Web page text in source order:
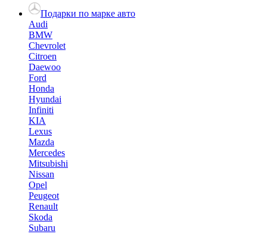
Подарки по марке авто
Audi
BMW
Chevrolet
Citroen
Daewoo
Ford
Honda
Hyundai
Infiniti
KIA
Lexus
Mazda
Mercedes
Mitsubishi
Nissan
Opel
Peugeot
Renault
Skoda
Subaru